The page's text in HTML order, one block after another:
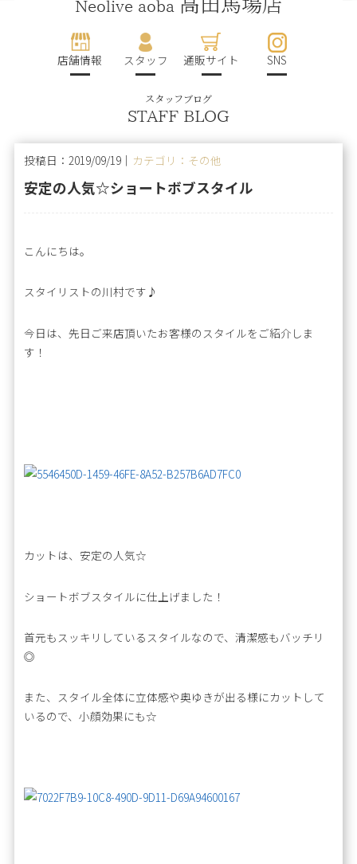
Neolive aoba
店舗情報 スタッフ 通販サイト SNS
スタッフブログ
STAFF BLOG
投稿日：2019/09/19｜ カテゴリ：その他
安定の人気☆ショートボブスタイル
こんにちは。
スタイリストの川村です♪
今日は、先日ご来店頂いたお客様のスタイルをご紹介しま
す！
カットは、安定の人気☆
ショートボブスタイルに仕上げました！
首元もスッキリしているスタイルなので、清潔感もバッチリ
◎
また、スタイル全体に立体感や奥ゆきが出る様にカットして
いるので、小顔効果にも☆